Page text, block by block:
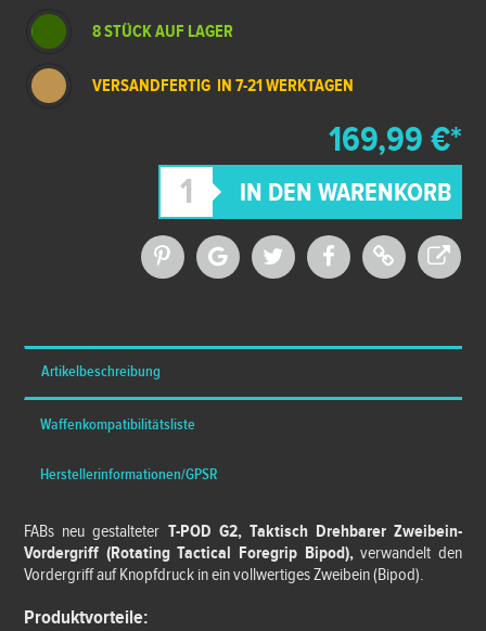
8 STÜCK AUF LAGER
VERSANDFERTIG IN 7-21 WERKTAGEN
169,99 €*
Artikelbeschreibung
Waffenkompatibilitätsliste
Herstellerinformationen/GPSR
FABs neu gestalteter T-POD G2, Taktisch Drehbarer Zweibein-
Vordergriff (Rotating Tactical Foregrip Bipod),verwandelt den
Vordergriff auf Knopfdruck in ein vollwertiges Zweibein (Bipod).
Produktvorteile: